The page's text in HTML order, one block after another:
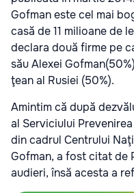
Gofman este cel mai
casă de 11 milioane de
declara două firme pe
său Ale­xei
ţean al Rusiei (50%).
Amintim că după
al Serviciului
din cadrul Centrului
Gofman, a fost citat de
audieri, însă acesta a